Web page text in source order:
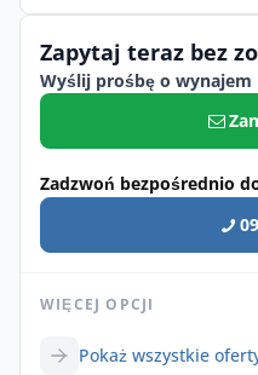
Zapytaj teraz bez
Wyślij prośbę o wynajem
Zadzwoń bezpośrednio
WIĘCEJ OPCJI
Pokaż wszystkie